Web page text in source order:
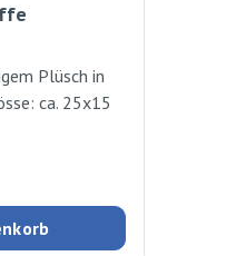
Plüsch in
ca. 25x15